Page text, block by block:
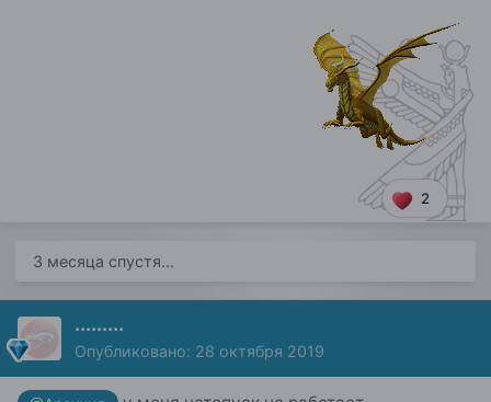
2
3 месяца спустя...
.........
Опубликовано: 28 октября 2019